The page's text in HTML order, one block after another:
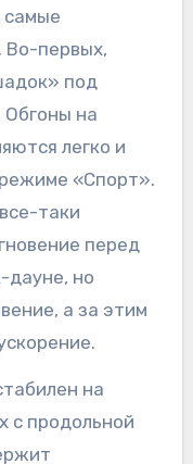
самые
Во-первых,
под
Обгоны на
легко и
«Спорт».
таки
перед
дауне, но
а за этим
на
с продольной